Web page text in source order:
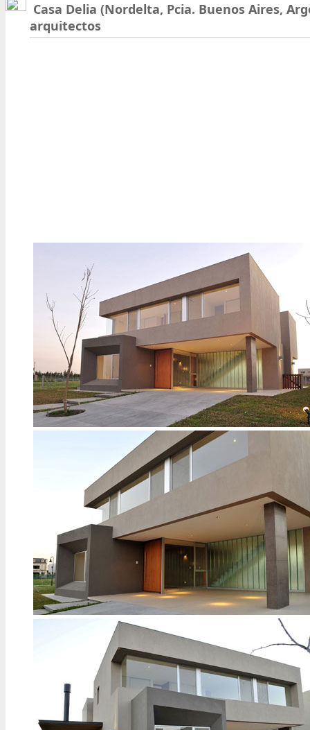
Casa Delia (Nordelta, Pcia. Buenos Aires,
arquitectos